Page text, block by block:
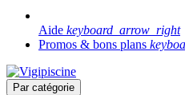
Aide keyboard_arrow_right
Promos & bons plans
Par catégorie